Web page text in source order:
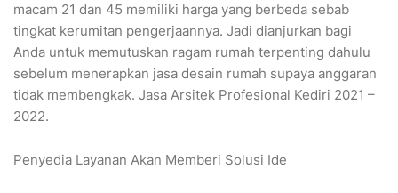
macam 21 dan 45 memiliki harga yang berbeda sebab
tingkat kerumitan pengerjaannya. Jadi dianjurkan bagi
Anda untuk memutuskan ragam rumah terpenting dahulu
sebelum menerapkan jasa desain rumah supaya anggaran
tidak membengkak. Jasa Arsitek Profesional Kediri 2021 –
2022.
Penyedia Layanan Akan Memberi Solusi Ide